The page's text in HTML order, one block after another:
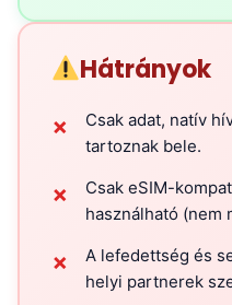
Hátrányok
✗
Csak adat, natív
tartoznak bele.
✗
Csak eSIM-
használható (nem
✗
A lefedettség és
helyi partnerek